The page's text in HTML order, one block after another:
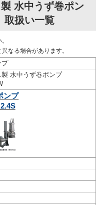
水中うず巻ポン
取扱い一覧
なる場合があります。
プ
製 水中うず巻ポンプ
ンプ